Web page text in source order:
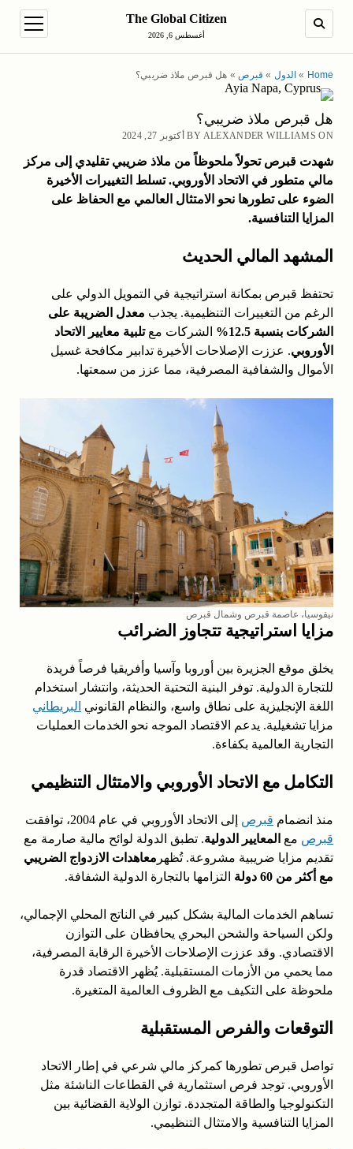
SEARCH
The Global Citizen
أغسطس 6, 2026
menu
Home
» الدول » قبرص » هل قبرص ملاذ ضريبي؟
هل قبرص ملاذ ضريبي؟
BY ALEXANDER WILLIAMS ON أكتوبر 27, 2024
شهدت قبرص تحولاً ملحوظاً من ملاذ ضريبي تقليدي إلى مركز
مالي متطور في الاتحاد الأوروبي. تسلط التغييرات الأخيرة
الضوء على تطورها نحو الامتثال العالمي مع الحفاظ على
المزايا التنافسية.
المشهد المالي الحديث
تحتفظ قبرص بمكانة استراتيجية في التمويل الدولي على
الرغم من التغييرات التنظيمية. يجذب معدل الضريبة على
الشركات بنسبة 12.5%
الشركات معتلبية معايير الاتحاد
الأوروبي. عززت الإصلاحات الأخيرة تدابير مكافحة غسيل
الأموال والشفافية المصرفية، مما عزز من سمعتها.
نيقوسيا، عاصمة قبرص وشمال قبرص
مزايا استراتيجية تتجاوز الضرائب
يخلق موقع الجزيرة بين أوروبا وآسيا وأفريقيا فرصاً فريدة
للتجارة الدولية. توفر البنية التحتية الحديثة، وانتشار استخدام
اللغة الإنجليزية على نطاق واسع، والنظام القانوني البريطاني
مزايا تشغيلية. يدعم الاقتصاد الموجه نحو الخدمات العمليات
التجارية العالمية بكفاءة.
التكامل مع الاتحاد الأوروبي والامتثال التنظيمي
منذ انضمام قبرص إلى الاتحاد الأوروبي في عام 2004، توافقت
قبرص مع المعايير الدولية. تطبق الدولة لوائح مالية صارمة مع
تقديم مزايا ضريبية مشروعة. تُظهر معاهدات الازدواج الضريبي
مع أكثر من 60 دولة
التزامها بالتجارة الدولية الشفافة.
تساهم الخدمات المالية بشكل كبير في الناتج المحلي الإجمالي،
ولكن السياحة والشحن البحري يحافظان على التوازن
الاقتصادي. وقد عززت الإصلاحات الأخيرة الرقابة المصرفية،
مما يحمي من الأزمات المستقبلية. يُظهر الاقتصاد قدرة
ملحوظة على التكيف مع الظروف العالمية المتغيرة.
التوقعات والفرص المستقبلية
تواصل قبرص تطورها كمركز مالي شرعي في إطار الاتحاد
الأوروبي. توجد فرص استثمارية في القطاعات الناشئة مثل
التكنولوجيا والطاقة المتجددة. توازن الولاية القضائية بين
المزايا التنافسية والامتثال التنظيمي.